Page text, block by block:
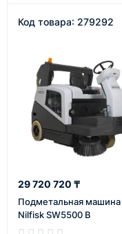
Код товара: 279292
29 720 720 ₸
Подметальная машина
Nilfisk SW5500 B